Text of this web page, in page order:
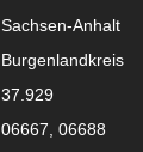
Sachsen-Anhalt
Burgenlandkreis
37.929
06667, 06688